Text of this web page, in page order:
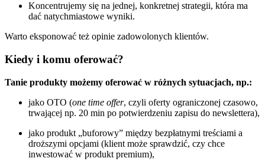
Koncentrujemy się na jednej, konkretnej strategii, która ma
dać natychmiastowe wyniki.
Warto eksponować też opinie zadowolonych klientów.
Kiedy i komu oferować?
Tanie produkty możemy oferować w różnych sytuacjach, np.:
jako OTO (one time offer, czyli oferty ograniczonej czasowo,
trwającej np. 20 min po potwierdzeniu zapisu do newslettera),
jako produkt „buforowy” między bezpłatnymi treściami a
droższymi opcjami (klient może sprawdzić, czy chce
inwestować w produkt premium),